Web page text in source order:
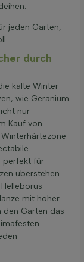
jeden Garten,
durch
kalte Winter
wie Geranium
nur
Kauf von
perfekt für
überstehen
mit hoher
den Garten das